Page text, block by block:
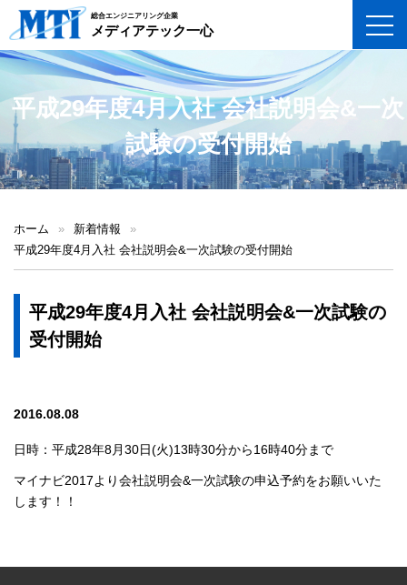
総合エンジニアリング企業
メディアテック一心
平成29年度4月入社 会社説明会&一次
試験の受付開始
ホーム » 新着情報
»
平成29年度4月入社 会社説明会&一次試験の受付開始
平成29年度4月入社 会社説明会&一次試験の
受付開始
2016.08.08
日時：平成28年8月30日(火)13時30分から16時40分まで
マイナビ2017より会社説明会&一次試験の申込予約をお願いいた
します！！